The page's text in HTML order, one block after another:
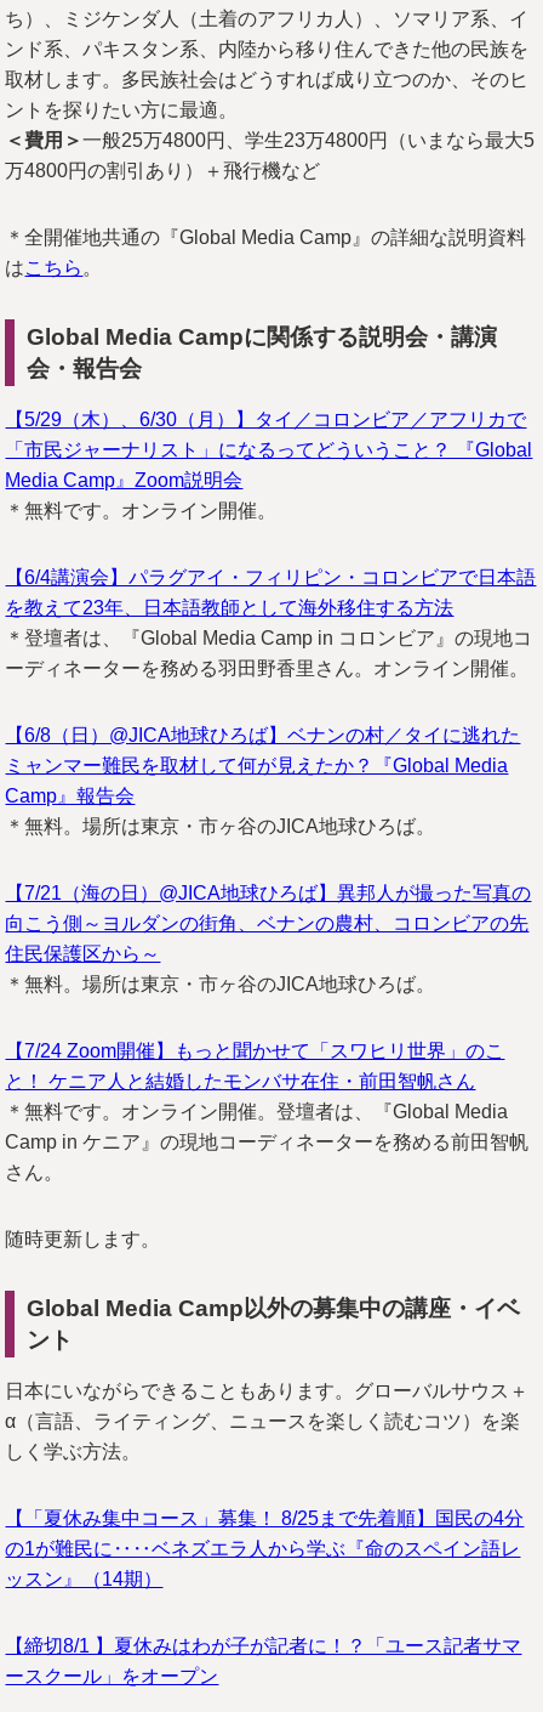
ち）、ミジケンダ人（土着のアフリカ人）、ソマリア系、イ
ンド系、パキスタン系、内陸から移り住んできた他の民族を
取材します。多民族社会はどうすれば成り立つのか、そのヒ
ントを探りたい方に最適。
＜費用＞一般25万4800円、学生23万4800円（いまなら最大5
万4800円の割引あり）＋飛行機など
＊全開催地共通の『Global Media Camp』の詳細な説明資料
はこちら 。
Global Media Campに関係する説明会・講演
会・報告会
【5/29（木）、6/30（月）】タイ／コロンビア／アフリカで
「市民ジャーナリスト」になるってどういうこと？ 『Global
Media Camp』Zoom説明会
＊無料です。オンライン開催。
【6/4講演会】パラグアイ・フィリピン・コロンビアで日本語
を教えて23年、日本語教師として海外移住する方法
＊登壇者は、『Global Media Camp in コロンビア』の現地コ
ーディネーターを務める羽田野香里さん。オンライン開催。
【6/8（日）@JICA地球ひろば】ベナンの村／タイに逃れた
ミャンマー難民を取材して何が見えたか？『Global Media
Camp』報告会
＊無料。場所は東京・市ヶ谷のJICA地球ひろば。
【7/21（海の日）@JICA地球ひろば】異邦人が撮った写真の
向こう側～ヨルダンの街角、ベナンの農村、コロンビアの先
住民保護区から～
＊無料。場所は東京・市ヶ谷のJICA地球ひろば。
【7/24 Zoom開催】もっと聞かせて「スワヒリ世界」のこ
と！ ケニア人と結婚したモンバサ在住・前田智帆さん
＊無料です。オンライン開催。登壇者は、『Global Media
Camp in ケニア』の現地コーディネーターを務める前田智帆
さん。
随時更新します。
Global Media Camp 以外の募集中の講座・イベ
ント
日本にいながらできることもあります。グローバルサウス＋
α（言語、ライティング、ニュースを楽しく読むコツ）を楽
しく学ぶ方法。
【「夏休み集中コース」募集！ 8/25まで先着順】国民の4分
の1が難民に‥‥ベネズエラ人から学ぶ『命のスペイン語レ
ッスン』（14期）
【締切8/1 】夏休みはわが子が記者に！？「ユース記者サマ
ースクール」をオープン